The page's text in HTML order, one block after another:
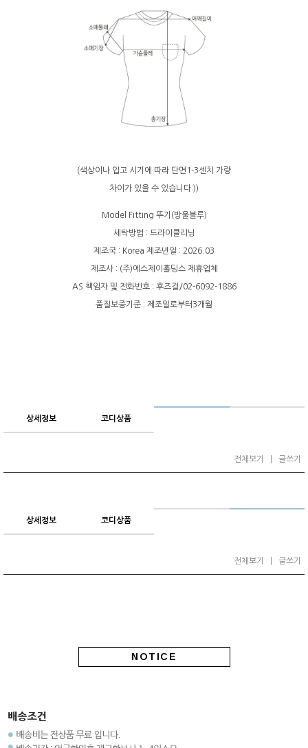
(색상이나 입고 시기에 따라 단면1-3센치 가량
차이가 있을 수 있습니다:))
Model Fitting 뚜기(방울블루)
세탁방법 : 드라이클리닝
제조국 : Korea 제조년일 : 2026.03
제조사 : (주)에스제이홀딩스 제휴업체
AS 책임자 및 전화번호 : 후즈걸/02-6092-1886
품질보증기준 : 제조일로부터3개월
상세정보 코디상품
전체보기 글쓰기
상세정보 코디상품
전체보기 글쓰기
NOTICE